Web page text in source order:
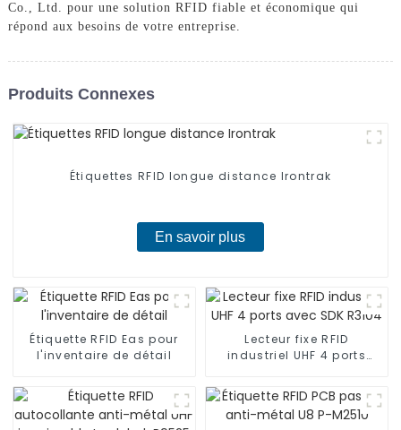
Co., Ltd. pour une solution RFID fiable et économique qui
répond aux besoins de votre entreprise.
Produits Connexes
Étiquettes RFID longue distance Irontrak
En savoir plus
Étiquette RFID Eas pour
l'inventaire de détail
Lecteur fixe RFID
industriel UHF 4 ports